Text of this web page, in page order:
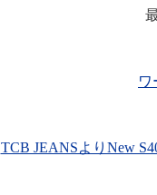
ワ
TCB JEANSよりNew